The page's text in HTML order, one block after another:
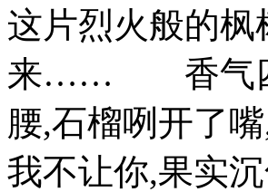
这片烈火般的
来…… 香气四
腰,石榴咧开了
我不让你,果实